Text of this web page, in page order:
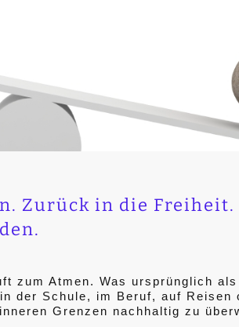
zum Atmen. Was ursprünglich
der Schule, im Beruf, auf Reisen
Grenzen nachhaltig zu
Zurück in die Freiheit.